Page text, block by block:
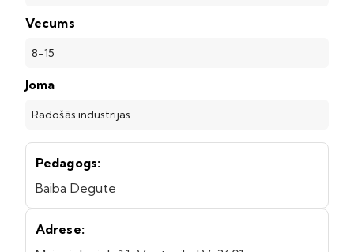
Vecums
8-15
Joma
Radošās industrijas
Pedagogs:
Baiba Degute
Adrese: